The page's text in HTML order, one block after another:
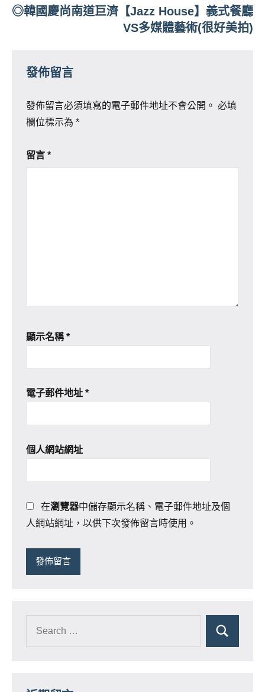
◎韓國慶尚南道巨濟【Jazz House】義式餐廳
VS多媒體藝術(很好美拍)
發佈留言
發佈留言必須填寫的電子郵件地址不會公開。 必填
欄位標示為 *
留言 *
顯示名稱*
電子郵件地址 *
個人網站網址
在瀏覽器中儲存顯示名稱、電子郵件地址及個
人網站網址，以供下次發佈留言時使用。